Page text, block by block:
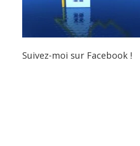
Suivez-moi sur Facebook !